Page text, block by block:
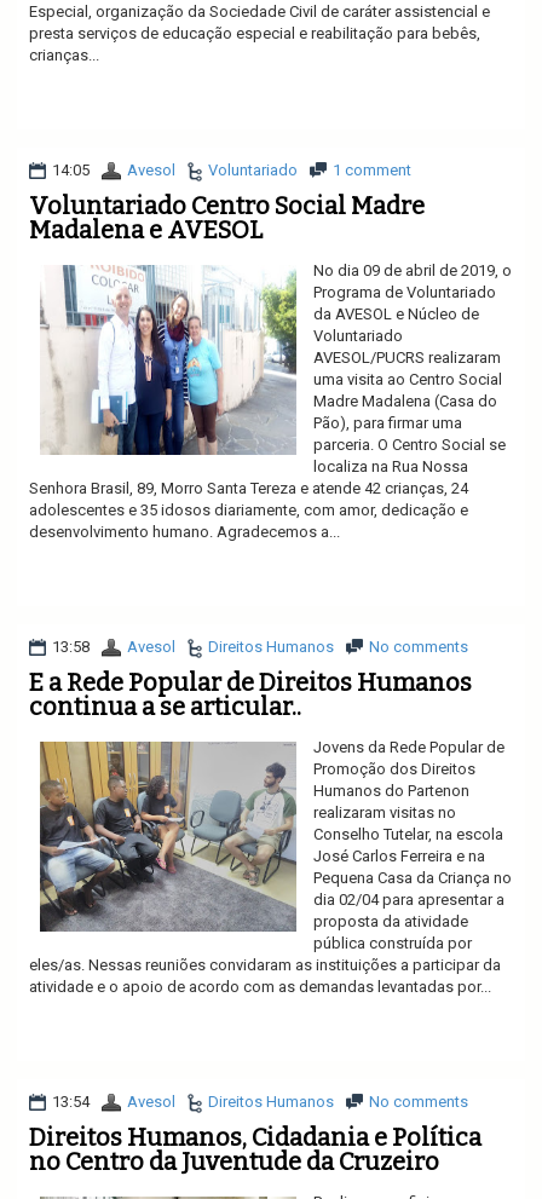
Especial, organização da Sociedade Civil de caráter assistencial e
presta serviços de educação especial e reabilitação para bebês,
crianças...
14:05 Avesol Voluntariado 1 comment
Voluntariado Centro Social Madre
Madalena e AVESOL
No dia 09 de abril de 2019, o
Programa de Voluntariado
da AVESOL e Núcleo de
Voluntariado
AVESOL/PUCRS realizaram
uma visita ao Centro Social
Madre Madalena (Casa do
Pão), para firmar uma
parceria. O Centro Social se
localiza na Rua Nossa
Senhora Brasil, 89, Morro Santa Tereza e atende 42 crianças, 24
adolescentes e 35 idosos diariamente, com amor, dedicação e
desenvolvimento humano. Agradecemos a...
13:58 Avesol Direitos Humanos No comments
E a Rede Popular de Direitos Humanos
continua a se articular..
Jovens da Rede Popular de
Promoção dos Direitos
Humanos do Partenon
realizaram visitas no
Conselho Tutelar, na escola
José Carlos Ferreira e na
Pequena Casa da Criança no
dia 02/04 para apresentar a
proposta da atividade
pública construída por
eles/as. Nessas reuniões convidaram as instituições a participar da
atividade e o apoio de acordo com as demandas levantadas por...
13:54 Avesol Direitos Humanos No comments
Direitos Humanos, Cidadania e Política
no Centro da Juventude da Cruzeiro